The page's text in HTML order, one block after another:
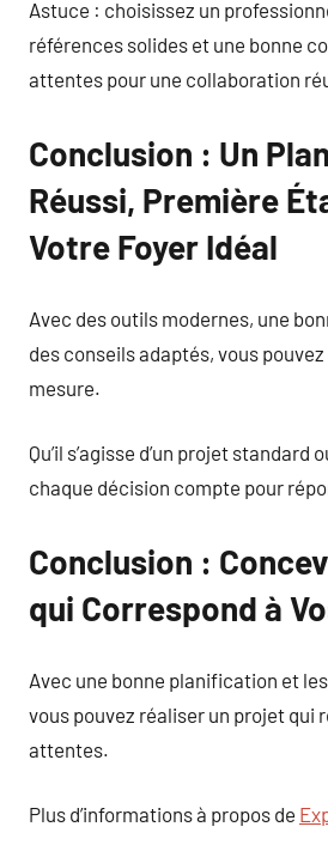
Astuce : choisissez un
références solides et une bonne
attentes pour une collaboration
Conclusion : Un
Réussi, Première
Votre Foyer Idéal
Avec des outils modernes, une
des conseils adaptés, vous
mesure.
Qu’il s’agisse d’un projet standard
chaque décision compte pour
Conclusion :
qui Correspond à
Avec une bonne planification et
vous pouvez réaliser un projet qui
attentes.
Plus d’informations à propos de